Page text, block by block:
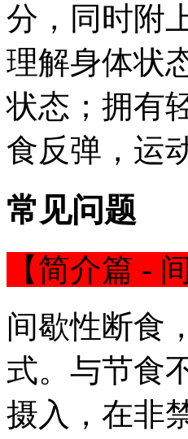
分，同时附
理解身体状
状态；拥有
食反弹，运
常见问题
【简介篇 -
间歇性断食
式。与节食
摄入，在非